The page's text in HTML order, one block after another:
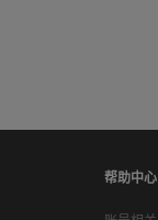
帮助中心